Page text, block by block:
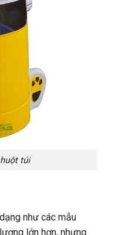
túi
như các mẫu
lớn hơn, nhưng